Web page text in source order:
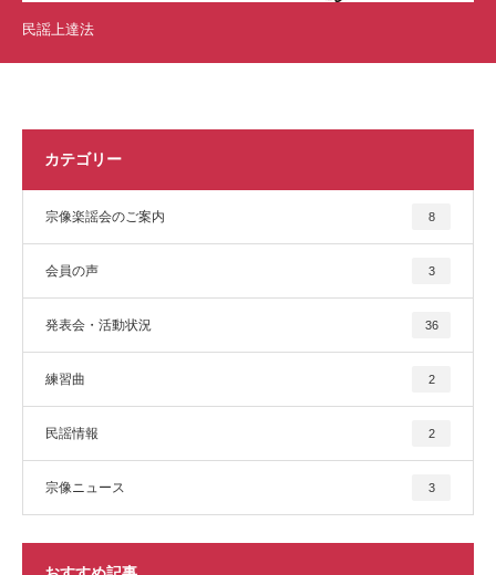
民謡上達法
カテゴリー
宗像楽謡会のご案内 8
会員の声 3
発表会・活動状況 36
練習曲 2
民謡情報 2
宗像ニュース 3